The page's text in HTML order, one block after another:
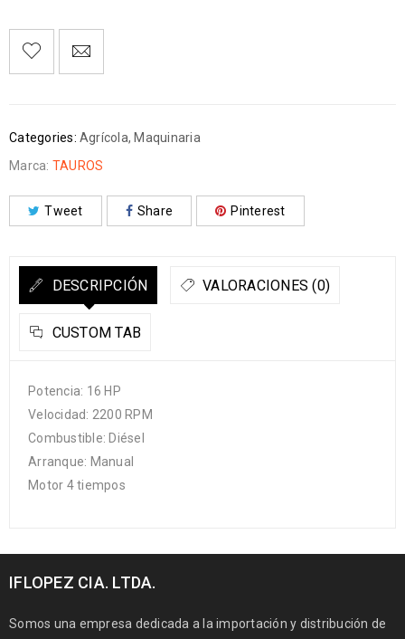
Categories: Agrícola, Maquinaria
Marca: TAUROS
Tweet Share Pinterest
DESCRIPCIÓN VALORACIONES (0)
CUSTOM TAB
Potencia: 16 HP
Velocidad: 2200 RPM
Combustible: Diésel
Arranque: Manual
Motor 4 tiempos
IFLOPEZ CIA. LTDA.
Somos una empresa dedicada a la importación y distribución de